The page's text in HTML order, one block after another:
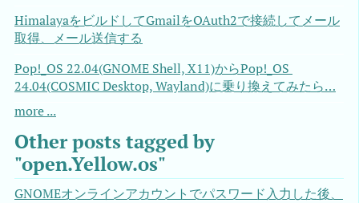
HimalayaをビルドしてGmailをOAuth2で接続してメール
取得、メール送信する
Pop!_OS 22.04(GNOME Shell, X11)からPop!_OS
24.04(COSMIC Desktop, Wayland)に乗り換えてみたら…
more ...
Other posts tagged by
"open.Yellow.os"
GNOMEオンラインアカウントでパスワード入力した後、